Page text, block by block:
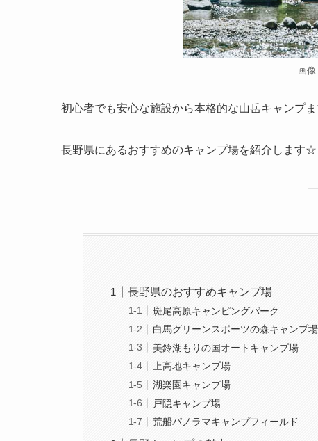
画像
初心者でも安心な施設から本格的な山岳キャンプ
長野県にあるおすすめのキャンプ場を紹介します☆
長野県のおすすめキャンプ場
斑尾高原キャンピングパーク
白馬グリーンスポーツの森キャンプ場
美鈴湖もりの国オートキャンプ場
上高地キャンプ場
湖楽園キャンプ場
戸隠キャンプ場
荒船パノラマキャンプフィールド